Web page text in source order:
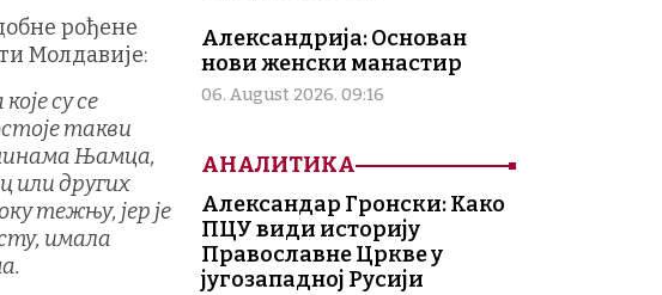
рођене
Молдавије:
су се
такви
Њамца,
или других
тежњу, јер је
имала
Александрија: Основан
нови женски манастир
06. August 2026. 09:16
АНАЛИТИКА
Александар Гронски: Како
ПЦУ види историју
Православне Цркве у
југозападној Русији